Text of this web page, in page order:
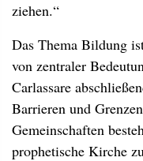
ziehen.“
Das Thema Bildung
von zentraler
Carlassare
Barrieren und
Gemeinschaften
prophetische Kirche